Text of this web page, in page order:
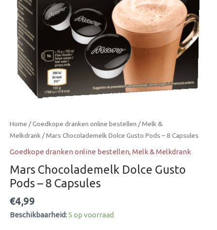
Home /Goedkope dranken online bestellen /Melk &
Melkdrank / Mars Chocolademelk Dolce Gusto Pods – 8 Capsules
Goedkope dranken online bestellen, Melk & Melkdrank
Mars Chocolademelk Dolce Gusto
Pods – 8 Capsules
€4,99
Beschikbaarheid: 5 op voorraad
aantal